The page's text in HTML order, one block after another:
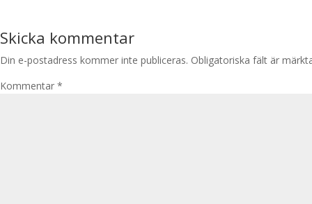
Skicka kommentar
Din e-postadress kommer inte publiceras. Obligatoriska fält är
Kommentar *